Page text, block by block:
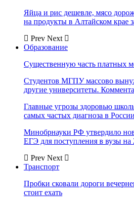
Яйца и рис дешевле, мясо
на продукты в Алтайском крае
Prev Next
Образование
Существенную часть платных
Студентов МГПУ массово
другие университеты.
Главные угрозы здоровью
самых частых диагноза в России
Минобрнауки РФ утвердило
ЕГЭ для поступления в вузы
Prev Next
Транспорт
Пробки сковали дороги
стоит ехать